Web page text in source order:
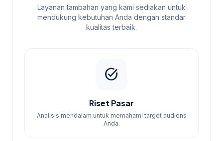
Layanan tambahan yang kami sediakan untuk
mendukung kebutuhan Anda dengan standar
kualitas terbaik.
task_alt
Riset Pasar
Analisis mendalam untuk memahami target audiens
Anda.